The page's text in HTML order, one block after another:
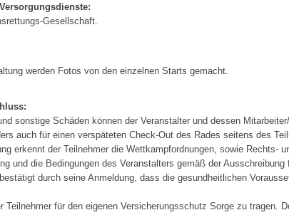
Gesellschaft.
werden Fotos von den einzelnen Starts gemacht.
sonstige Schäden können der Veranstalter und dessen
auch für einen verspäteten Check-Out des Rades seitens des
erkennt der Teilnehmer die Wettkampfordnungen, sowie Rechts-
und die Bedingungen des Veranstalters gemäß der Ausschreibung
durch seine Anmeldung, dass die gesundheitlichen
Teilnehmer für den eigenen Versicherungsschutz Sorge zu tragen.